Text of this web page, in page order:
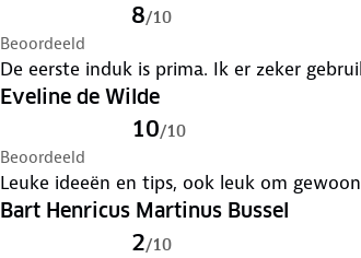
8/10
Beoordeeld
De eerste induk is prima. Ik er zeker
Eveline de Wilde
10/10
Beoordeeld
Leuke ideeën en tips, ook leuk om
Bart Henricus Martinus Bussel
2/10